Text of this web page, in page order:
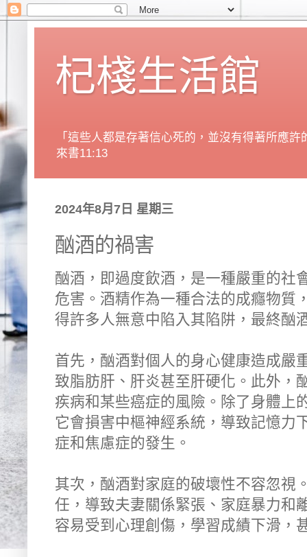
杞棧生活館
「這些人都是存著信心死的，並沒有得著所應
來書11:13
2024年8月7日 星期三
酗酒的禍害
酗酒，即過度飲酒，是一種嚴重的社
危害。酒精作為一種合法的成癮物質
得許多人無意中陷入其陷阱，最終酗
首先，酗酒對個人的身心健康造成嚴
致脂肪肝、肝炎甚至肝硬化。此外，
疾病和某些癌症的風險。除了身體上
它會損害中樞神經系統，導致記憶力
症和焦慮症的發生。
其次，酗酒對家庭的破壞性不容忽視
任，導致夫妻關係緊張、家庭暴力和
容易受到心理創傷，學習成績下滑，